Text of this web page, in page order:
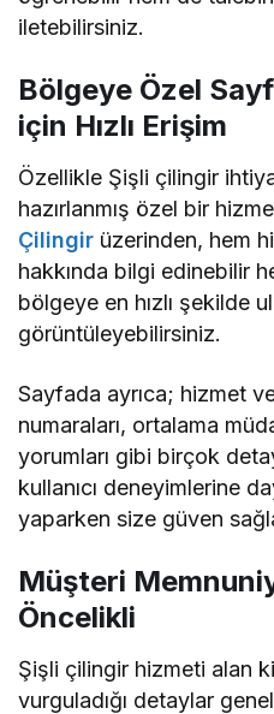
iletebilirsiniz.
Bölgeye Özel
için Hızlı Erişim
Özellikle Şişli çilingir
hazırlanmış özel bir
Çilingir üzerinden, hem
hakkında bilgi edinebilir
bölgeye en hızlı şekilde
görüntüleyebilirsiniz.
Sayfada ayrıca; hizmet
numaraları, ortalama
yorumları gibi birçok
kullanıcı deneyimlerine
yaparken size güven
Müşteri
Öncelikli
Şişli çilingir hizmeti alan
vurguladığı detaylar